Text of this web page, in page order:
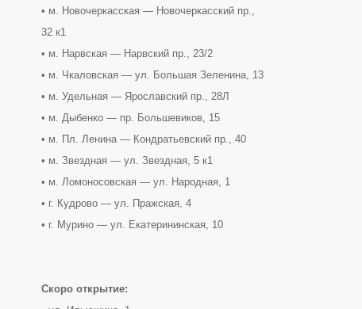
• м. Новочеркасская — Новочеркасский пр.,
32 к1
• м. Нарвская — Нарвский пр., 23/2
• м. Чкаловская — ул. Большая Зеленина, 13
• м. Удельная — Ярославский пр., 28Л
• м. Дыбенко — пр. Большевиков, 15
• м. Пл. Ленина — Кондратьевский пр., 40
• м. Звездная — ул. Звездная, 5 к1
• м. Ломоносовская — ул. Народная, 1
• г. Кудрово — ул. Пражская, 4
• г. Мурино — ул. Екатерининская, 10
Скоро открытие: